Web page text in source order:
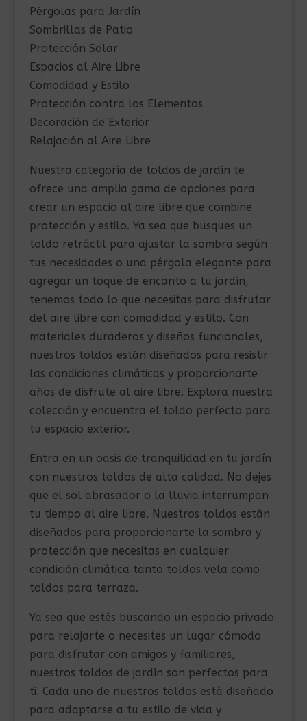
Pérgolas para Jardín
Sombrillas de Patio
Protección Solar
Espacios al Aire Libre
Comodidad y Estilo
Protección contra los Elementos
Decoración de Exterior
Relajación al Aire Libre
Nuestra categoría de toldos de jardín te
ofrece una amplia gama de opciones para
crear un espacio al aire libre que combine
protección y estilo. Ya sea que busques un
toldo retráctil para ajustar la sombra según
tus necesidades o una pérgola elegante para
agregar un toque de encanto a tu jardín,
tenemos todo lo que necesitas para disfrutar
del aire libre con comodidad y estilo. Con
materiales duraderos y diseños funcionales,
nuestros toldos están diseñados para resistir
las condiciones climáticas y proporcionarte
años de disfrute al aire libre. Explora nuestra
colección y encuentra el toldo perfecto para
tu espacio exterior.
Entra en un oasis de tranquilidad en tu jardín
con nuestros toldos de alta calidad. No dejes
que el sol abrasador o la lluvia interrumpan
tu tiempo al aire libre. Nuestros toldos están
diseñados para proporcionarte la sombra y
protección que necesitas en cualquier
condición climática tanto toldos vela como
toldos para terraza.
Ya sea que estés buscando un espacio privado
para relajarte o necesites un lugar cómodo
para disfrutar con amigos y familiares,
nuestros toldos de jardín son perfectos para
ti. Cada uno de nuestros toldos está diseñado
para adaptarse a tu estilo de vida y